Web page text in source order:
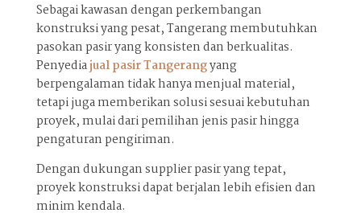
Sebagai kawasan dengan perkembangan
konstruksi yang pesat, Tangerang membutuhkan
pasokan pasir yang konsisten dan berkualitas.
Penyediajual pasir Tangerangyang
berpengalaman tidak hanya menjual material,
tetapi juga memberikan solusi sesuai kebutuhan
proyek, mulai dari pemilihan jenis pasir hingga
pengaturan pengiriman.
Dengan dukungan supplier pasir yang tepat,
proyek konstruksi dapat berjalan lebih efisien dan
minim kendala.